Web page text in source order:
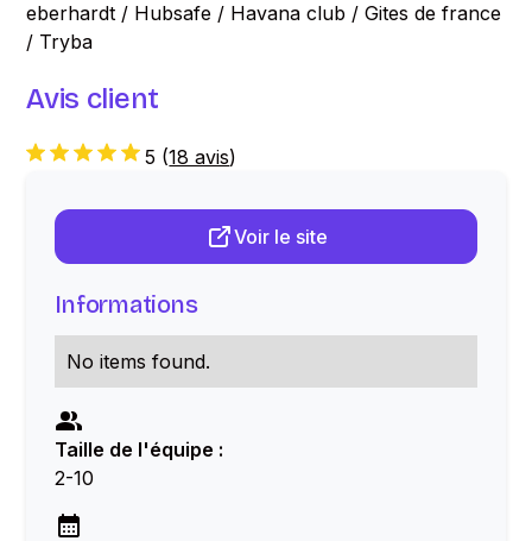
eberhardt / Hubsafe / Havana club / Gites de france
/ Tryba
Avis client
5 (18 avis)
Voir le site
Informations
No items found.
Taille de l'équipe :
2-10